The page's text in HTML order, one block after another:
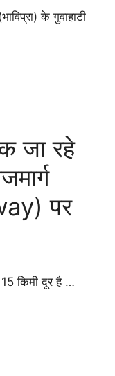
के गुवाहाटी
जा रहे
पर
किमी दूर है …